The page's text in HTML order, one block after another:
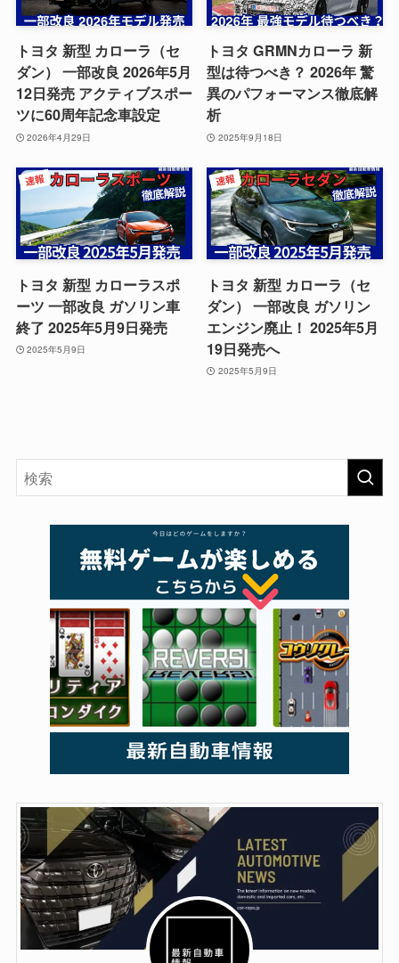
トヨタ 新型 カローラ（セ
ダン） 一部改良 2026年5月
12日発売 アクティブスポー
ツに60周年記念車設定
2026年4月29日
トヨタ GRMNカローラ 新
型は待つべき？ 2026年 驚
異のパフォーマンス徹底解
析
2025年9月18日
トヨタ 新型 カローラスポ
ーツ 一部改良 ガソリン車
終了 2025年5月9日発売
2025年5月9日
トヨタ 新型 カローラ（セ
ダン） 一部改良 ガソリン
エンジン廃止！ 2025年5月
19日発売へ
2025年5月9日